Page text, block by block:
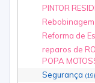
PINTOR
Reforma de
reparos de
POPA
Segurança (19)